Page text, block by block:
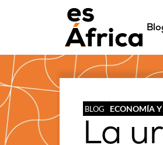
BLOG ECONOMÍA Y
La